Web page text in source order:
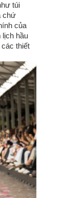
túi
chứ
của
lịch hầu
thiết